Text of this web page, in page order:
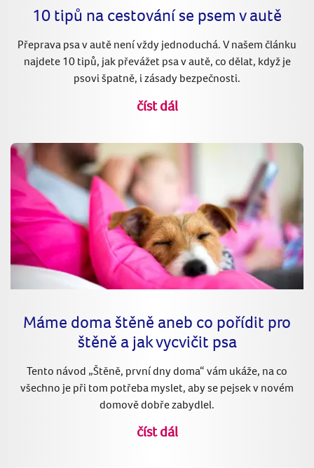
10 tipů na cestování se psem v autě
Přeprava psa v autě není vždy jednoduchá. V našem článku
najdete 10 tipů, jak převážet psa v autě, co dělat, když je
psovi špatně, i zásady bezpečnosti.
číst dál
Máme doma štěně aneb co pořídit pro
štěně a jak vycvičit psa
Tento návod „Štěně, první dny doma“ vám ukáže, na co
všechno je při tom potřeba myslet, aby se pejsek v novém
domově dobře zabydlel.
číst dál